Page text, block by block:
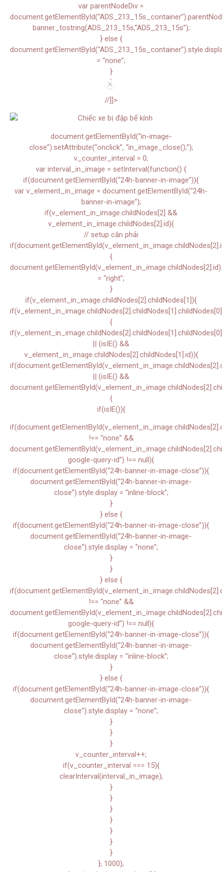
var parentNodeDiv =
banner_tostring(ADS_213_15s,”ADS_213_15s”);
} else {
= “none”;
}
}
//]]>
//
document.getElementById(“in-image-
close”).setAttribute(“onclick”, “in_image_close();”);
v_counter_interval = 0;
var interval_in_image = setInterval(function() {
if(document.getElementById(“24h-banner-in-image”)){
var v_element_in_image = document.getElementById(“24h-
banner-in-image”);
if(v_element_in_image.childNodes[2] &&
v_element_in_image.childNodes[2].id){
// setup căn phải
{
= “right”;
}
if(v_element_in_image.childNodes[2].childNodes[1]){
{
|| (isIE() &&
v_element_in_image.childNodes[2].childNodes[1].id)){
|| (isIE() &&
{
if(isIE()){
!== “none” &&
google-query-id”) !== null){
if(document.getElementById(“24h-banner-in-image-close”)){
document.getElementById(“24h-banner-in-image-
close”).style.display = “inline-block”;
}
} else {
if(document.getElementById(“24h-banner-in-image-close”)){
document.getElementById(“24h-banner-in-image-
close”).style.display = “none”;
}
}
} else {
!== “none” &&
google-query-id”) !== null){
if(document.getElementById(“24h-banner-in-image-close”)){
document.getElementById(“24h-banner-in-image-
close”).style.display = “inline-block”;
}
} else {
if(document.getElementById(“24h-banner-in-image-close”)){
document.getElementById(“24h-banner-in-image-
close”).style.display = “none”;
}
}
}
v_counter_interval++;
if(v_counter_interval === 15){
clearInterval(interval_in_image);
}
}
}
}
}
}
}
}, 1000);